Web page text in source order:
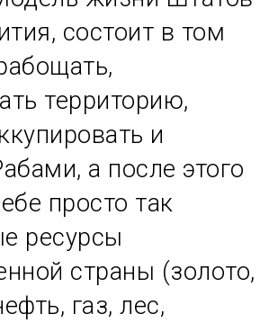
состоит в том
территорию,
и
а после этого
просто так
ресурсы
страны (золото,
газ, лес,